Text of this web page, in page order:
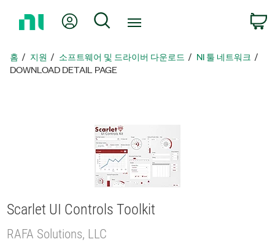
지
로
내 계정 검색
홈 지원 소프트웨어 및 드라이버 다운로드
NI 툴 네트워크
DOWNLOAD DETAIL PAGE
Scarlet UI Controls Toolkit
RAFA Solutions, LLC